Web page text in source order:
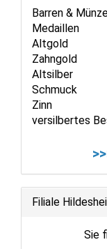
Barren &
Medaillen
Altgold
Zahngold
Altsilber
Schmuck
Zinn
versilbertes
Filiale
Sie